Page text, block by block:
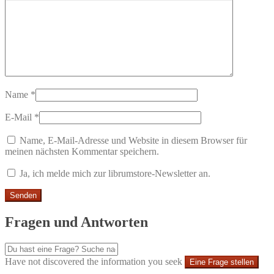
Name *
E-Mail *
Name, E-Mail-Adresse und Website in diesem Browser für
meinen nächsten Kommentar speichern.
Ja, ich melde mich zur librumstore-Newsletter an.
Fragen und Antworten
Have not discovered the information you seek Eine Frage stellen